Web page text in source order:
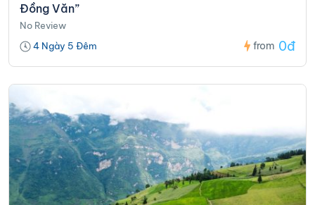
Đồng Văn”
No Review
4 Ngày 5 Đêm
from 0đ